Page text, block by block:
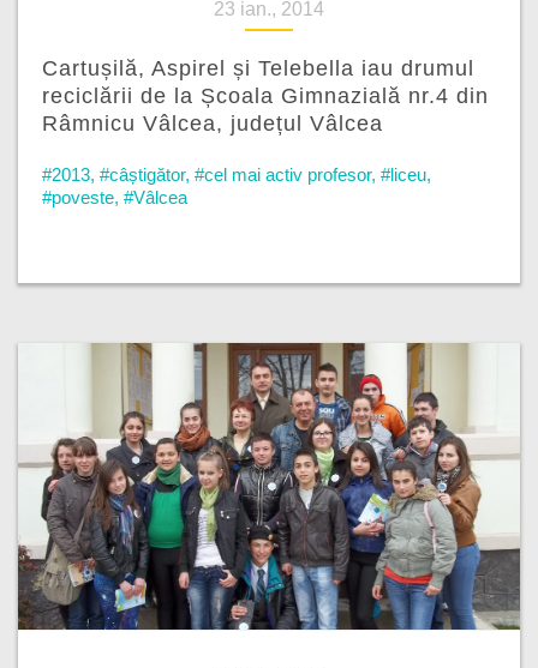
23 ian., 2014
Cartușilă, Aspirel și Telebella iau drumul
reciclării de la Școala Gimnazială nr.4 din
Râmnicu Vâlcea, județul Vâlcea
#2013, #câștigător, #cel mai activ profesor, #liceu,
#poveste, #Vâlcea